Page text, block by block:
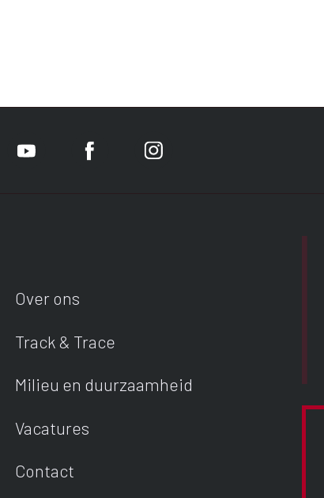
Over ons
Track & Trace
Milieu en duurzaamheid
Vacatures
Contact